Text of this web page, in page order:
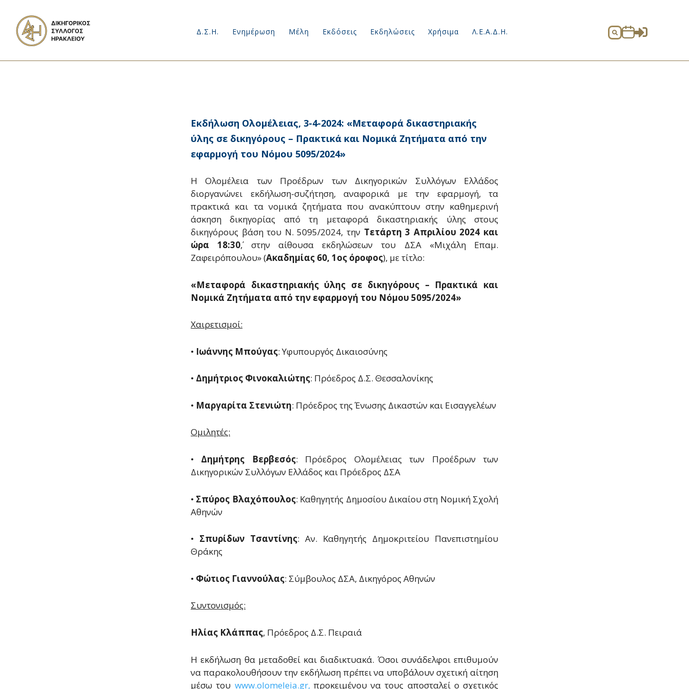
Δ.Σ.Η. Ενημέρωση Μέλη Εκδόσεις Εκδηλώσεις Χρήσιμα Λ.Ε.Α.Δ.Η.  
Εκδήλωση Ολομέλειας, 3-4-2024: «Μεταφορά δικαστηριακής
ύλης σε δικηγόρους – Πρακτικά και Νομικά Ζητήματα από την
εφαρμογή του Νόμου 5095/2024»
Η Ολομέλεια των Προέδρων των Δικηγορικών Συλλόγων Ελλάδος
διοργανώνει εκδήλωση-συζήτηση, αναφορικά με την εφαρμογή, τα
πρακτικά και τα νομικά ζητήματα που ανακύπτουν στην καθημερινή
άσκηση δικηγορίας από τη μεταφορά δικαστηριακής ύλης στους
δικηγόρους βάση του Ν. 5095/2024, την Τετάρτη 3 Απριλίου 2024 και
ώρα 18:30΄, στην αίθουσα εκδηλώσεων του ΔΣΑ «Μιχάλη Επαμ.
Ζαφειρόπουλου» (Ακαδημίας 60, 1ος όροφος), με τίτλο:
«Μεταφορά δικαστηριακής ύλης σε δικηγόρους – Πρακτικά και
Νομικά Ζητήματα από την εφαρμογή του Νόμου 5095/2024»
Χαιρετισμοί:
• Ιωάννης Μπούγας: Υφυπουργός Δικαιοσύνης
• Δημήτριος Φινοκαλιώτης: Πρόεδρος Δ.Σ. Θεσσαλονίκης
• Μαργαρίτα Στενιώτη: Πρόεδρος της Ένωσης Δικαστών και Εισαγγελέων
Ομιλητές:
• Δημήτρης Βερβεσός: Πρόεδρος Ολομέλειας των Προέδρων των
Δικηγορικών Συλλόγων Ελλάδος και Πρόεδρος ΔΣΑ
• Σπύρος Βλαχόπουλος: Καθηγητής Δημοσίου Δικαίου στη Νομική Σχολή
Αθηνών
• Σπυρίδων Τσαντίνης: Αν. Καθηγητής Δημοκριτείου Πανεπιστημίου
Θράκης
• Φώτιος Γιαννούλας: Σύμβουλος ΔΣΑ, Δικηγόρος Αθηνών
Συντονισμός:
Ηλίας Κλάππας, Πρόεδρος Δ.Σ. Πειραιά
Η εκδήλωση θα μεταδοθεί και διαδικτυακά. Όσοι συνάδελφοι επιθυμούν
να παρακολουθήσουν την εκδήλωση πρέπει να υποβάλουν σχετική αίτηση
μέσω του www.οlomeleia.gr, προκειμένου να τους αποσταλεί ο σχετικός